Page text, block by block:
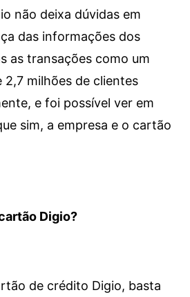
não deixa dúvidas em
das informações dos
as transações como um
2,7 milhões de clientes
e foi possível ver em
sim, a empresa e o cartão
Digio?
de crédito Digio, basta